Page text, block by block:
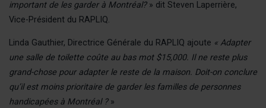
important de les garder à Montréal?» dit Steven Laperrière,
Vice-Président du RAPLIQ.
Linda Gauthier, Directrice Générale du RAPLIQ ajoute « Adapter
une salle de toilette coûte au bas mot $15,000. Il ne reste plus
grand-chose pour adapter le reste de la maison. Doit-on conclure
qu’il est moins prioritaire de garder les familles de personnes
handicapées à Montréal ?»